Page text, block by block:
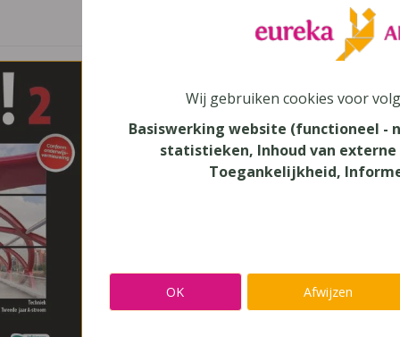
Techniek
Secundair Onderwijs - TSO, Secundair
Uitgeverij
Pelckmans
Wij gebruiken cookies voor
Basiswerking website (functioneel -
statistieken, Inhoud van externe
Toegankelijkheid,
OK Afwijzen